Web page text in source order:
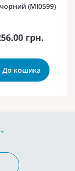
(MI0599)
грн.
До кошика